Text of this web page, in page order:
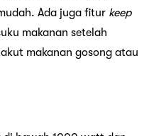
Ada juga fitur keep
makanan setelah
makanan gosong atau